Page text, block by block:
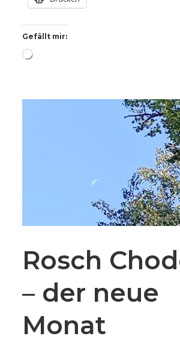
Gefällt mir:
Wird
Rosch
– der neue
Monat